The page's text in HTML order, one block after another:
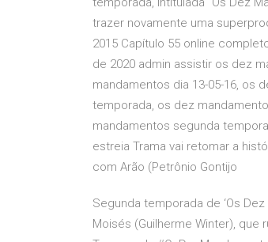
trazer novamente uma
2015 Capítulo 55 online
de 2020 admin assistir os dez
mandamentos dia 13-05-16, os
temporada, os dez
mandamentos segunda
estreia Trama vai retomar a
com Arão (Petrônio Gontijo
Segunda temporada de ‘Os
Moisés (Guilherme Winter), que